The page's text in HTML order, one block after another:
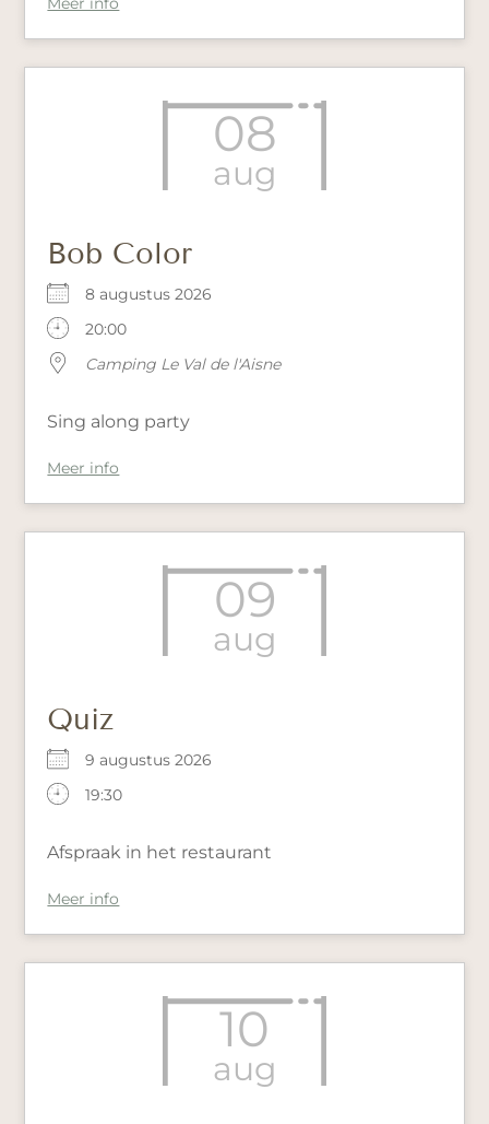
08
aug
Bob Color
8 augustus 2026
20:00
Camping Le Val de l'Aisne
Sing along party
Meer info
09
aug
Quiz
9 augustus 2026
19:30
Afspraak in het restaurant
Meer info
10
aug